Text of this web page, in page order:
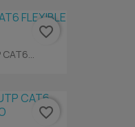
CAT6...
favorite_border
favorite_border